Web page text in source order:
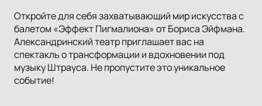
Откройте для себя захватывающий мир искусства с
балетом «Эффект Пигмалиона» от Бориса Эйфмана.
Александринский театр приглашает вас на
спектакль о трансформации и вдохновении под
музыку Штрауса. Не пропустите это уникальное
событие!